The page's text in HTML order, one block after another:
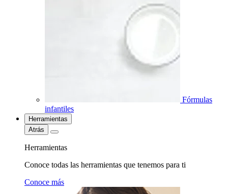
Fórmulas
infantiles
Herramientas
Atrás
Herramientas
Conoce todas las herramientas que tenemos para ti
Conoce más